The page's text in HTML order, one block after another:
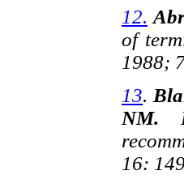
12.
of
1988;
13.
NM.
16: